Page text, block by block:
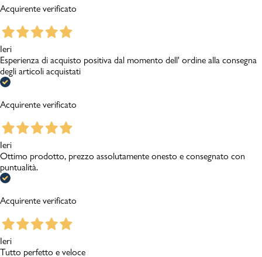
Acquirente verificato
Ieri
Esperienza di acquisto positiva dal momento dell' ordine alla consegna
degli articoli acquistati
Acquirente verificato
Ieri
Ottimo prodotto, prezzo assolutamente onesto e consegnato con
puntualità.
Acquirente verificato
Ieri
Tutto perfetto e veloce